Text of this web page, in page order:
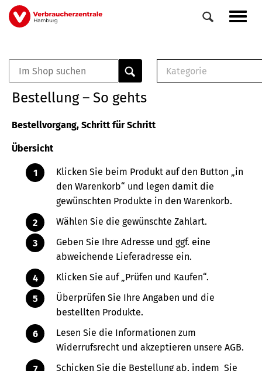
Direkt
zum
Veranstaltungen
0
Elemente
Kategorie
Buch
Bestellung – So gehts
Bestellvorgang, Schritt für Schritt
Übersicht
Klicken Sie beim Produkt auf den Button „in
den Warenkorb“ und legen damit die
gewünschten Produkte in den Warenkorb.
Wählen Sie die gewünschte Zahlart.
Geben Sie Ihre Adresse und ggf. eine
abweichende Lieferadresse ein.
Klicken Sie auf „Prüfen und Kaufen“.
Überprüfen Sie Ihre Angaben und die
bestellten Produkte.
Lesen Sie die Informationen zum
Widerrufsrecht und akzeptieren unsere AGB.
Schicken Sie die Bestellung ab, indem Sie